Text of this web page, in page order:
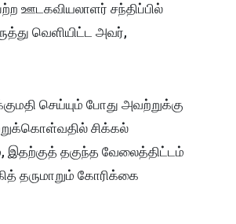
ஊடகவியலாளர் சந்திப்பில்
வெளியிட்ட அவர்,
செய்யும் போது அவற்றுக்கு
சிக்கல்
இதற்குத் தகுந்த வேலைத்திட்டம்
தருமாறும் கோரிக்கை